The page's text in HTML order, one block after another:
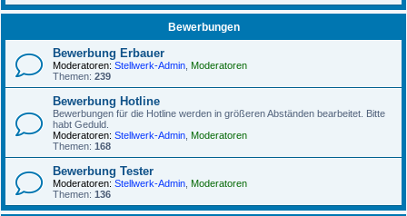
Bewerbungen
Bewerbung Erbauer
Moderatoren: Stellwerk-Admin Moderatoren
Themen: 239
Bewerbung Hotline
Bewerbungen für die Hotline werden in größeren Abständen bearbeitet. Bitte
habt Geduld.
Moderatoren: Stellwerk-Admin Moderatoren
Themen: 168
Bewerbung Tester
Moderatoren: Stellwerk-Admin Moderatoren
Themen: 136